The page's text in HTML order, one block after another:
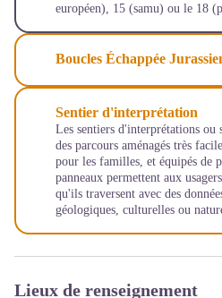
européen), 15 (samu) ou le 18
Boucles Échappée
Sentier d'interprétation
Les sentiers d'interprétations ou
des parcours aménagés très
pour les familles, et équipés de
panneaux permettent aux
qu'ils traversent avec des
géologiques, culturelles ou
Lieux de renseignement